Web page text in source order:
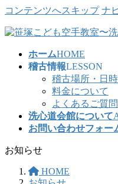
コンテンツへスキップ ナ
ホームHOME
稽古情報LESSON
稽古場所・日
料金について
よくあるご質問
洗心道会館について
お問い合わせフォー
お知らせ
HOME